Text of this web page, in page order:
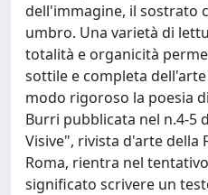
dell'immagine, il sostrato
umbro. Una varietà di
totalità e organicità
sottile e completa
modo rigoroso la poesia
Burri pubblicata nel n.4-5
Visive", rivista d'arte della
Roma, rientra nel
significato scrivere un